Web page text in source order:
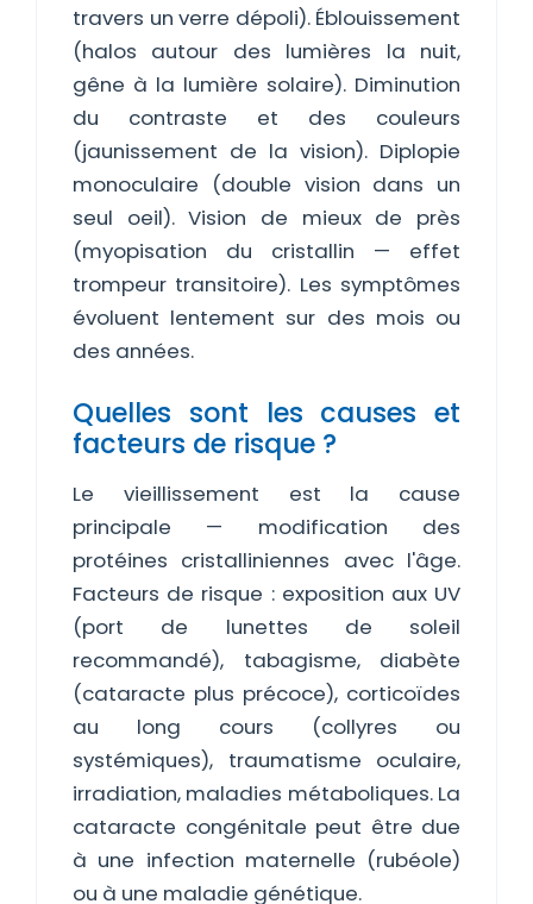
travers un verre dépoli). Éblouissement
(halos autour des lumières la nuit,
gêne à la lumière solaire). Diminution
du contraste et des couleurs
(jaunissement de la vision). Diplopie
monoculaire (double vision dans un
seul oeil). Vision de mieux de près
(myopisation du cristallin — effet
trompeur transitoire). Les symptômes
évoluent lentement sur des mois ou
des années.
Quelles sont les causes et
facteurs de risque ?
Le vieillissement est la cause
principale — modification des
protéines cristalliniennes avec l'âge.
Facteurs de risque : exposition aux UV
(port de lunettes de soleil
recommandé), tabagisme, diabète
(cataracte plus précoce), corticoïdes
au long cours (collyres ou
systémiques), traumatisme oculaire,
irradiation, maladies métaboliques. La
cataracte congénitale peut être due
à une infection maternelle (rubéole)
ou à une maladie génétique.